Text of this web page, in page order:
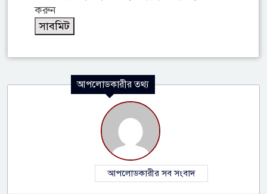
করুন
আপলোডকারীর তথ্য
আপলোডকারীর সব সংবাদ